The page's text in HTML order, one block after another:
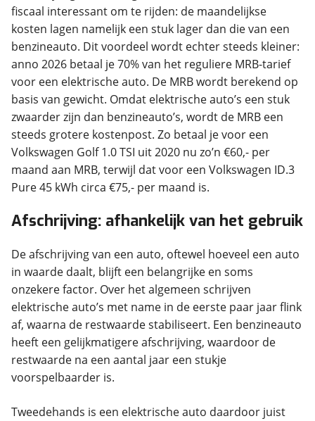
fiscaal interessant om te rijden: de maandelijkse
kosten lagen namelijk een stuk lager dan die van een
benzineauto. Dit voordeel wordt echter steeds kleiner:
anno 2026 betaal je 70% van het reguliere MRB-tarief
voor een elektrische auto. De MRB wordt berekend op
basis van gewicht. Omdat elektrische auto’s een stuk
zwaarder zijn dan benzineauto’s, wordt de MRB een
steeds grotere kostenpost. Zo betaal je voor een
Volkswagen Golf 1.0 TSI uit 2020 nu zo’n €60,- per
maand aan MRB, terwijl dat voor een Volkswagen ID.3
Pure 45 kWh circa €75,- per maand is.
Afschrijving: afhankelijk van het gebruik
De afschrijving van een auto, oftewel hoeveel een auto
in waarde daalt, blijft een belangrijke en soms
onzekere factor. Over het algemeen schrijven
elektrische auto’s met name in de eerste paar jaar flink
af, waarna de restwaarde stabiliseert. Een benzineauto
heeft een gelijkmatigere afschrijving, waardoor de
restwaarde na een aantal jaar een stukje
voorspelbaarder is.
Tweedehands is een elektrische auto daardoor juist